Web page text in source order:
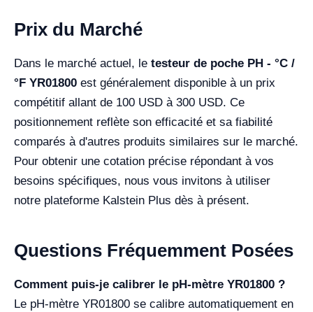
Prix du Marché
Dans le marché actuel, le testeur de poche PH - °C /
°F YR01800 est généralement disponible à un prix
compétitif allant de 100 USD à 300 USD. Ce
positionnement reflète son efficacité et sa fiabilité
comparés à d'autres produits similaires sur le marché.
Pour obtenir une cotation précise répondant à vos
besoins spécifiques, nous vous invitons à utiliser
notre plateforme Kalstein Plus dès à présent.
Questions Fréquemment Posées
Comment puis-je calibrer le pH-mètre YR01800 ?
Le pH-mètre YR01800 se calibre automatiquement en